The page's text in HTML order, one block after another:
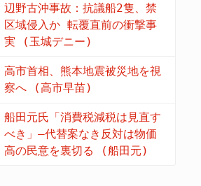
辺野古沖事故：抗議船2隻、禁
区域侵入か 転覆直前の衝撃事
実 (玉城デニー)
高市首相、熊本地震被災地を視
察へ (高市早苗)
船田元氏「消費税減税は見直す
べき」―代替案なき反対は物価
高の民意を裏切る (船田元)